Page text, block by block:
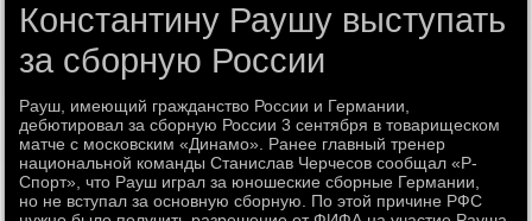
Константину Раушу выступать
за сборную России
Рауш, имеющий гражданство России и Германии,
дебютировал за сборную России 3 сентября в товарищеском
матче с московским «Динамо». Ранее главный тренер
национальной команды Станислав Черчесов сообщал «Р-
Спорт», что Рауш играл за юношеские сборные Германии,
но не вступал за основную сборную. По этой причине РФС